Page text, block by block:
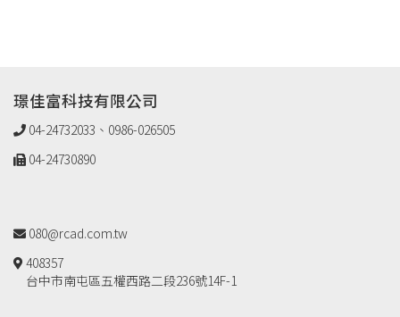
璟佳富科技有限公司
04-24732033、0986-026505
04-24730890
080@rcad.com.tw
408357
台中市南屯區五權西路二段236號14F-1